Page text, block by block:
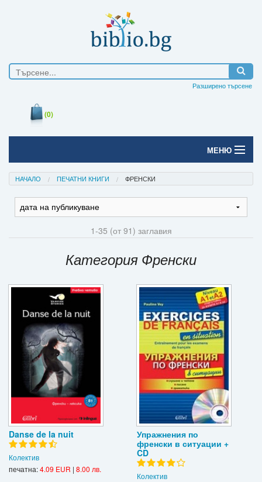
Разширено търсене
(0)
МЕНЮ
Начало
Печатни книги
Подаръци
Ваучери
Промоции
Контакти
Регистрация
НАЧАЛО ПЕЧАТНИ КНИГИ ФРЕНСКИ
1-35 (от 91) заглавия
Категория Френски
Danse de la nuit
Колектив
печатна:4.09 EUR | 8.00 лв.
Упражнения по
френски в ситуации +
CD
Колектив